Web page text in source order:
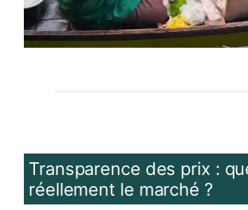
Transparence des prix :
réellement le marché ?